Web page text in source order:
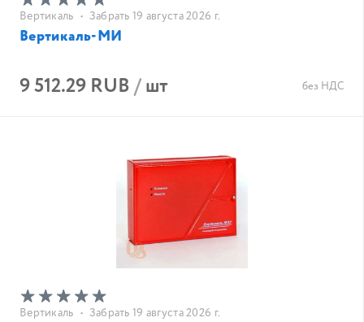
Вертикаль • Забрать 19 августа 2026 г.
Вертикаль-МИ
9 512.29 RUB/шт без НДС
Вертикаль • Забрать 19 августа 2026 г.